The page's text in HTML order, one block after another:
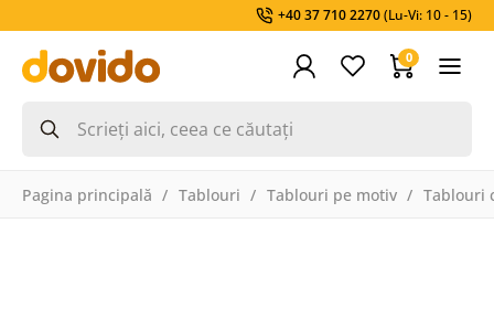
+40 37 710 2270(Lu-Vi: 10 - 15)
0
Pagina principală Tablouri Tablouri pe motiv Tablouri